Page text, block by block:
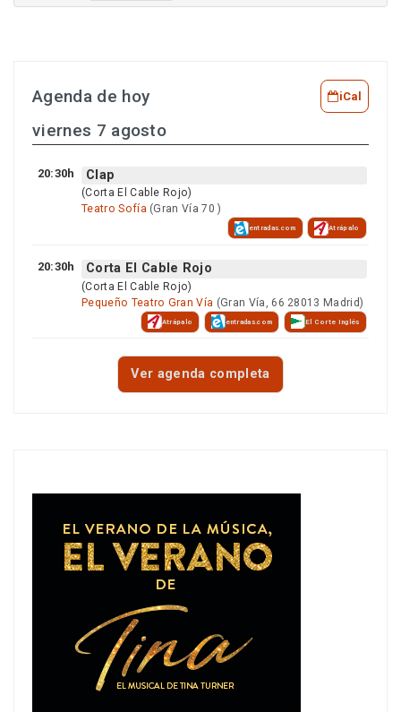
Agenda de hoy iCal
viernes 7 agosto
20:30h Clap
(Corta El Cable Rojo)
Teatro Sofía (Gran Vía 70 )
entradas.com Atrápalo
20:30h Corta El Cable Rojo
(Corta El Cable Rojo)
Pequeño Teatro Gran Vía (Gran Vía, 66 28013 Madrid)
Atrápalo entradas.com El Corte Inglés
Ver agenda completa